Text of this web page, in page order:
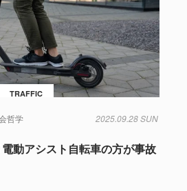
TRAFFIC
哲学 2025.09.28 SUN
動アシスト自転車の方が事故